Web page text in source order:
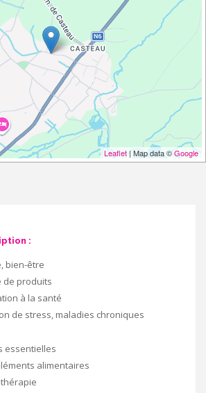
Leaflet | Map data ©Google
:
bien-être
de produits
à la santé
de stress, maladies chroniques
essentielles
alimentaires